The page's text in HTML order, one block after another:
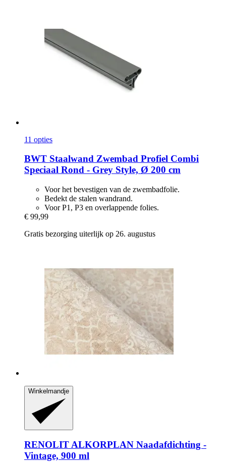
11 opties
BWT Staalwand Zwembad Profiel Combi
Speciaal Rond -​ Grey Style, Ø 200 cm
Voor het bevestigen van de zwembadfolie.
Bedekt de stalen wandrand.
Voor P1, P3 en overlappende folies.
€ 99,99
Gratis bezorging uiterlijk op 26. augustus
Winkelmandje
RENOLIT ALKORPLAN Naadafdichting -​
Vintage, 900 ml